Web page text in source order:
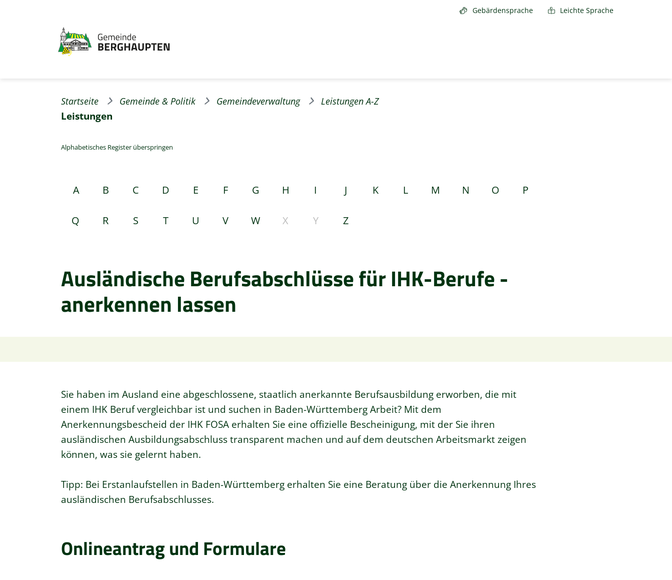
Gebärdensprache Leichte Sprache
Startseite Gemeinde & Politik Gemeindeverwaltung Leistungen A-Z
Leistungen
Alphabetisches Register überspringen
A B C D E F G H I J K L M N O P
Q R S T U V W X Y Z
Ausländische Berufsabschlüsse für IHK-Berufe -
anerkennen lassen
Sie haben im Ausland eine abgeschlossene, staatlich anerkannte Berufsausbildung erworben, die mit
einem IHK Beruf vergleichbar ist und suchen in Baden-Württemberg Arbeit? Mit dem
Anerkennungsbescheid der IHK FOSA erhalten Sie eine offizielle Bescheinigung, mit der Sie ihren
ausländischen Ausbildungsabschluss transparent machen und auf dem deutschen Arbeitsmarkt zeigen
können, was sie gelernt haben.
Tipp: Bei Erstanlaufstellen in Baden-Württemberg erhalten Sie eine Beratung über die Anerkennung Ihres
ausländischen Berufsabschlusses.
Onlineantrag und Formulare